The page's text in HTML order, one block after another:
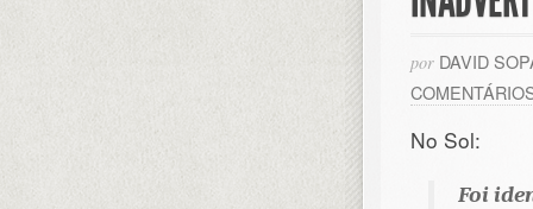
por DAVID
No Sol:
Foi